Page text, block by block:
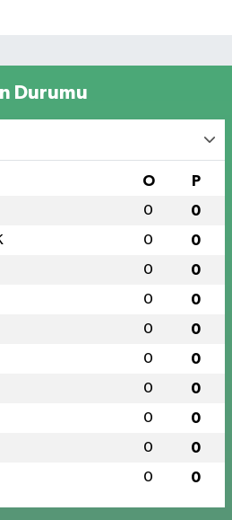
Durumu
O P
0 0
0 0
0 0
0 0
0 0
0 0
0 0
0 0
0 0
0 0